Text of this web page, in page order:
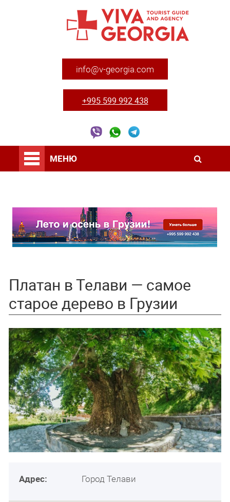
info@v-georgia.com
+995 599 992 438
МЕНЮ
Платан в Телави — самое
старое дерево в Грузии
Адрес: Город Телави